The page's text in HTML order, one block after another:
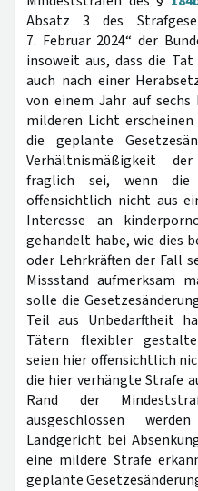
Absatz 3 des
7. Februar 2024“ der
insoweit aus, dass die Tat
auch nach einer
von einem Jahr auf
milderen Licht
die geplante
Verhältnismäßigkeit
fraglich sei, wenn die
offensichtlich nicht aus
Interesse an
gehandelt habe, wie dies
oder Lehrkräften der Fall
Missstand aufmerksam
solle die
Teil aus Unbedarftheit
Tätern flexibler
seien hier offensichtlich
die hier verhängte Strafe
Rand der
ausgeschlossen
Landgericht bei
eine mildere Strafe
geplante